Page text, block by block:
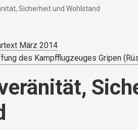
Sicherheit und Wohlstand
März 2014
des Kampfflugzeuges Gripen